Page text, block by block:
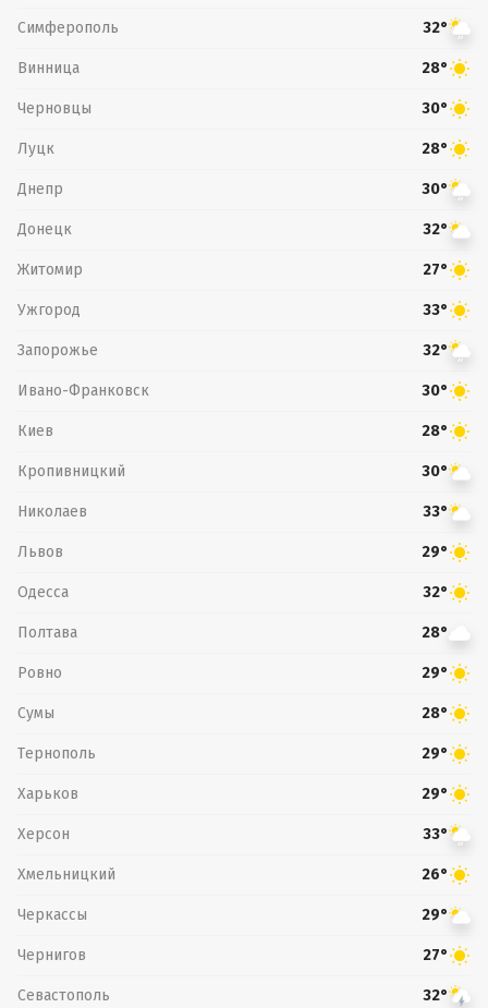
Симферополь 32°
Винница 28°
Черновцы 30°
Луцк 28°
Днепр 30°
Донецк 32°
Житомир 27°
Ужгород 33°
Запорожье 32°
Ивано-Франковск 30°
Киев 28°
Кропивницкий 30°
Николаев 33°
Львов 29°
Одесса 32°
Полтава 28°
Ровно 29°
Сумы 28°
Тернополь 29°
Харьков 29°
Херсон 33°
Хмельницкий 26°
Черкассы 29°
Чернигов 27°
Севастополь 32°